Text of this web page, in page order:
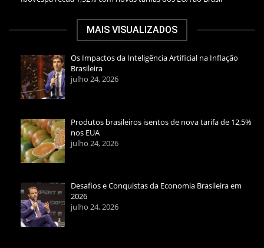
MAIS VISUALIZADOS
Os Impactos da Inteligência Artificial na Inflação
Brasileira
julho 24, 2026
Produtos brasileiros isentos de nova tarifa de 12,5%
nos EUA
julho 24, 2026
Desafios e Conquistas da Economia Brasileira em
2026
julho 24, 2026